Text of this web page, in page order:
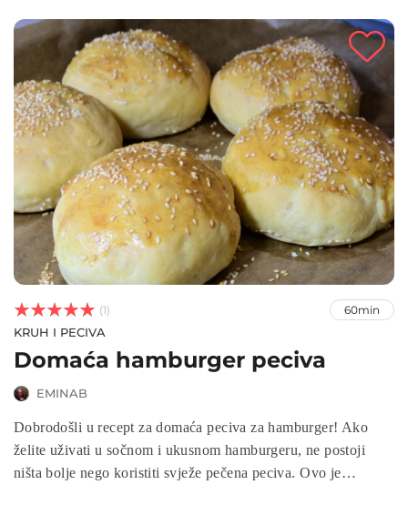


 (1) 60min
KRUH I PECIVA
Domaća hamburger peciva
EMINAB
Dobrodošli u recept za domaća peciva za hamburger! Ako
želite uživati u sočnom i ukusnom hamburgeru, ne postoji
ništa bolje nego koristiti svježe pečena peciva. Ovo je